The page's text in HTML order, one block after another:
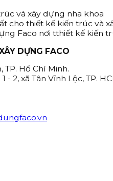
DỰNG FACO
TP. Hồ Chí Minh.
- 2, xã Tân Vĩnh Lộc, TP.